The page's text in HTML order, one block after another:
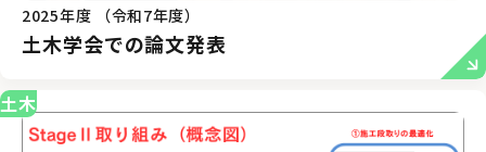
2025年度 （令和7年度）
土木学会での論文発表
土木